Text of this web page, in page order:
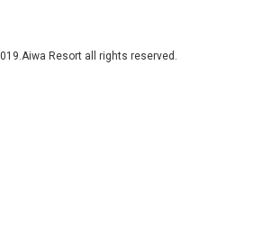
Resort all rights reserved.